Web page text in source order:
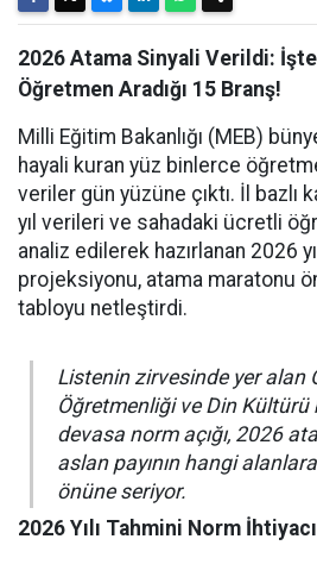
2026 Atama Sinyali Verildi: İşte
Öğretmen Aradığı 15 Branş!
Milli Eğitim Bakanlığı (MEB)
hayali kuran yüz binlerce
veriler gün yüzüne çıktı. İl bazlı
yıl verileri ve sahadaki ücretli
analiz edilerek hazırlanan 2026
projeksiyonu, atama maratonu
tabloyu netleştirdi.
Listenin zirvesinde yer alan
Öğretmenliği ve Din Kültürü
devasa norm açığı, 2026
aslan payının hangi
önüne seriyor.
2026 Yılı Tahmini Norm